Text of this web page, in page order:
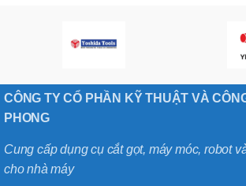
CÔNG TY CỔ PHẦN KỸ THUẬT VÀ
PHONG
Cung cấp dụng cụ cắt gọt, máy móc, robot
cho nhà máy